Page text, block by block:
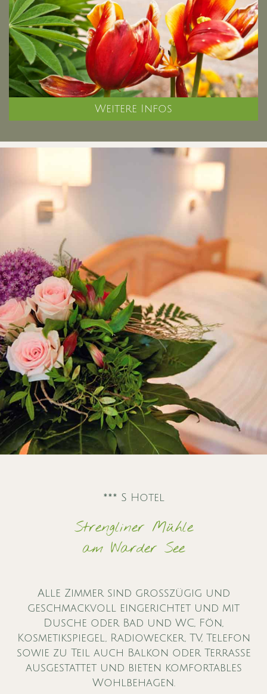
Weitere Infos
*** S Hotel
Strengliner Mühle
am Warder See
Alle Zimmer sind großzügig und
geschmackvoll eingerichtet und mit
Dusche oder Bad und WC, Fön,
Kosmetikspiegel, Radiowecker, TV, Telefon
sowie zu Teil auch Balkon oder Terrasse
ausgestattet und bieten komfortables
Wohlbehagen.